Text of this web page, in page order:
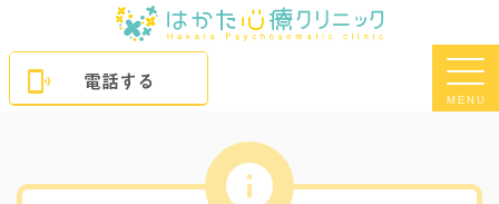
電話する
MENU